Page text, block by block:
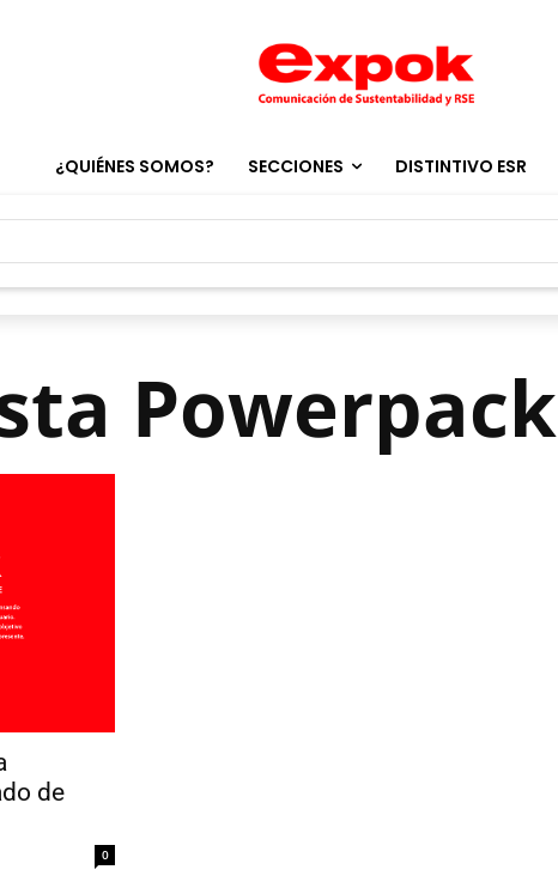
¿QUIÉNES SOMOS? SECCIONES DISTINTIVO ESR
Powerpack
de
0